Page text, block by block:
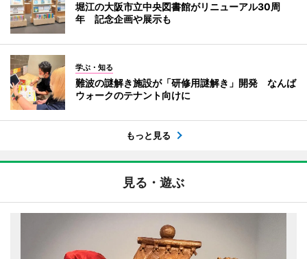
堀江の大阪市立中央図書館がリニューアル30周
年 記念企画や展示も
学ぶ・知る
難波の謎解き施設が「研修用謎解き」開発 なんば
ウォークのテナント向けに
もっと見る
見る・遊ぶ